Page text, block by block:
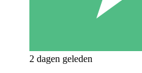
2 dagen geleden